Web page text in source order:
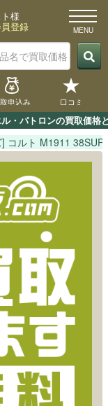
・パトロンの買取価
様
登録
申込み 口コミ
コルト M1911